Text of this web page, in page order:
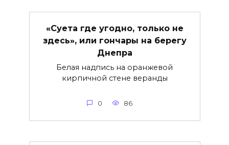
«Суета где угодно, только не
здесь», или гончары на берегу
Днепра
Белая надпись на оранжевой
кирпичной стене веранды
0 86